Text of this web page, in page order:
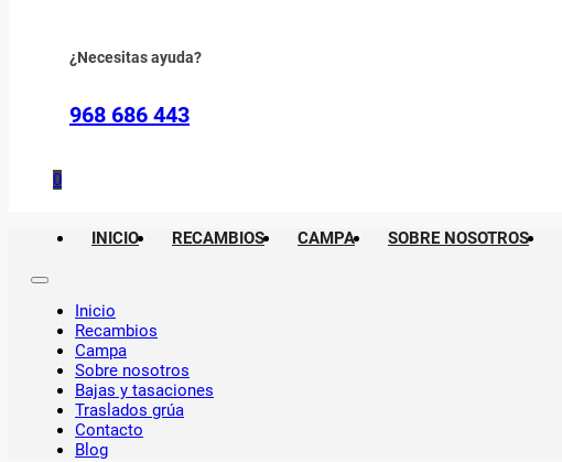
¿Necesitas ayuda?
968 686 443
0
INICIO RECAMBIOS CAMPA SOBRE NOSOTROS
Inicio
Recambios
Campa
Sobre nosotros
Bajas y tasaciones
Traslados grúa
Contacto
Blog